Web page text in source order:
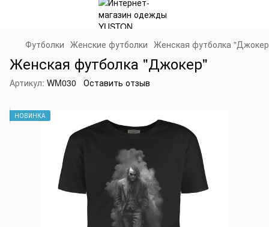
Футболки Женские футболки Женская футболка
Женская футболка "Джокер"
Артикул: WM030 Оставить отзыв
НОВИНКА